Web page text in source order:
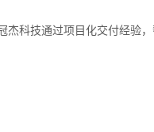
科技通过项目化交付经验